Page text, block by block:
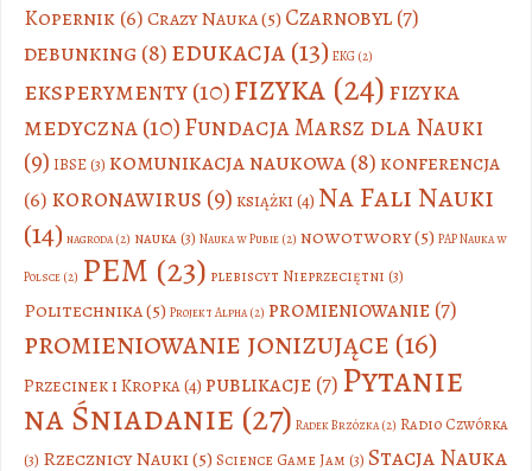
Kopernik(6)Crazy Nauka(5)Czarnobyl(7)
debunking (8)edukacja(13) EKG(2)
eksperymenty(10)fizyka(24)fizyka
medyczna(10)Fundacja Marsz dla Nauki
(9) IBSE(3) komunikacja naukowa(8) konferencja
(6) koronawirus (9) książki (4) Na Fali Nauki
(14) nagroda(2) nauka(3) Nauka w Pubie(2) nowotwory(5) PAP Nauka w
Polsce(2) PEM (23) plebiscyt Nieprzeciętni (3)
Politechnika(5) Projekt Alpha(2) promieniowanie(7)
promieniowanie jonizujące (16)
Przecinek i Kropka(4) publikacje(7) Pytanie
na Śniadanie (27) Radek Brzózka(2) Radio Czwórka
(3) Rzecznicy Nauki(5)Science Game Jam (3) Stacja Nauka